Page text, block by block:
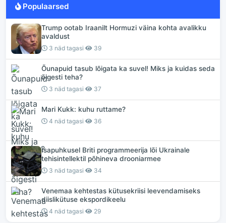
Populaarsed
Trump ootab Iraanilt Hormuzi väina kohta avalikku
avaldust
3 näd tagasi 39
Õunapuid tasub lõigata ka suvel! Miks ja kuidas seda
õigesti teha?
3 näd tagasi 37
Mari Kukk: kuhu ruttame?
4 näd tagasi 36
Isapuhkusel Briti programmeerija lõi Ukrainale
tehisintellektil põhineva drooniarmee
3 näd tagasi 34
Venemaa kehtestas kütusekriisi leevendamiseks
diislikütuse ekspordikeelu
4 näd tagasi 29